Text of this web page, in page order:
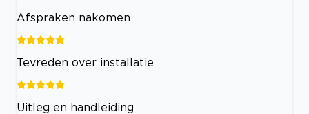
Afspraken nakomen
Tevreden over installatie
Uitleg en handleiding